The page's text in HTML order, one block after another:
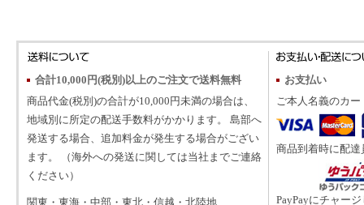
合計10,000円(税別)以上のご注文で送料無料
商品代金(税別)の合計が10,000円未満の場合は、
地域別に所定の配送手数料がかかります。 島部へ
発送する場合、追加料金が発生する場合がござい
ます。 （海外への発送に関しては当社までご連絡
ください）
関東・東海・中部・東北・信越・北陸地
お支払い
ご本人名義のカ
商品到着時に配
PayPayにチャー